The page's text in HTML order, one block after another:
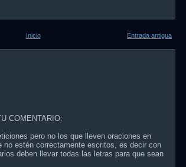
Entrada antigua
Inicio
COMENTARIO:
pero no los que lleven oraciones en
no estén correctamente escritos, es decir con
deben llevar todas las letras para que sean